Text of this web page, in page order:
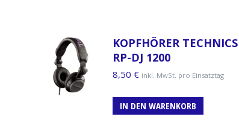
KOPFHÖRER TECHNICS
RP-DJ 1200
8,50 € inkl. MwSt. pro Einsatztag
IN DEN WARENKORB